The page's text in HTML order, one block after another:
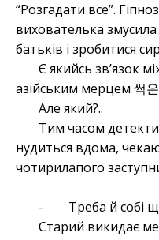
“Розгадати все”.
вихователька
батьків і зробитися
Є якийсь зв’язок
азійським мерцем 썩
Але який?..
Тим часом
нудиться вдома,
чотирилапого
- Треба й собі
Старий викидає